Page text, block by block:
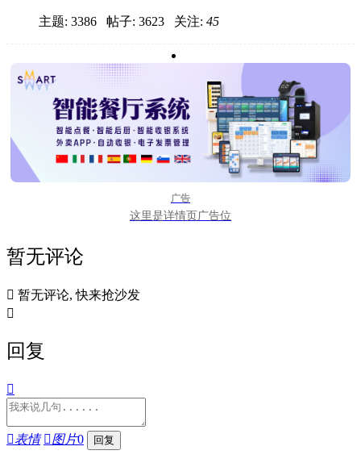
主题: 3386 帖子: 3623 关注: 45
广告
这里是详情页广告位
暂无评论
 暂无评论, 快来抢沙发

回复

表情 图片0